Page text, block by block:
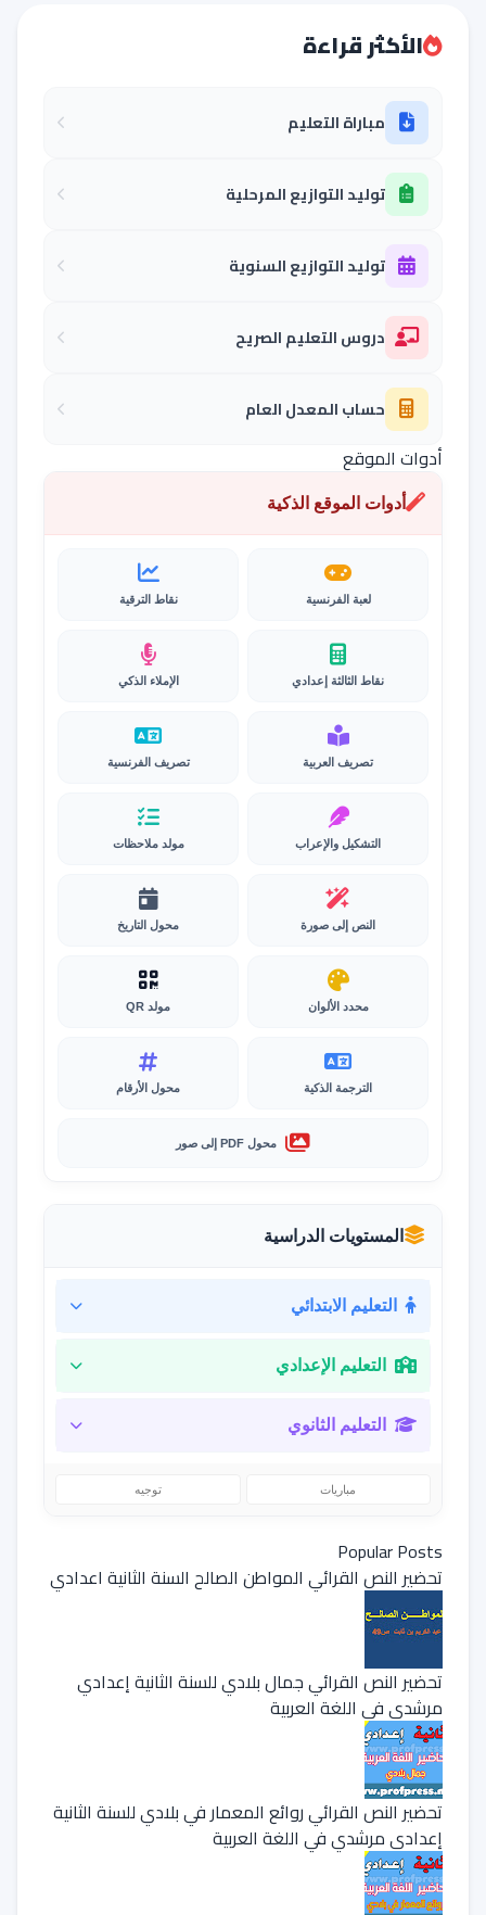
الأكثر قراءة
مباراة التعليم
توليد التوازيع المرحلية
توليد التوازيع السنوية
دروس التعليم الصريح
حساب المعدل العام
أدوات الموقع
أدوات الموقع الذكية
لعبة الفرنسية نقاط الترقية
نقاط الثالثة إعدادي الإملاء الذكي
تصريف العربية تصريف الفرنسية
التشكيل والإعراب مولد ملاحظات
النص إلى صورة محول التاريخ
محدد الألوان مولد QR
الترجمة الذكية محول الأرقام
محول PDF إلى صور
المستويات الدراسية
التعليم الابتدائي
التعليم الإعدادي
التعليم الثانوي
مباريات توجيه
Popular Posts
تحضير النص القرائي المواطن الصالح السنة الثانية اعدادي
تحضير النص القرائي جمال بلادي للسنة الثانية إعدادي
مرشدي في اللغة العربية
تحضير النص القرائي روائع المعمار في بلادي للسنة الثانية
إعدادي مرشدي في اللغة العربية